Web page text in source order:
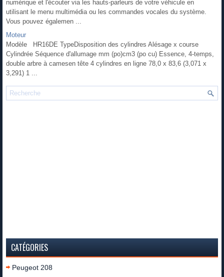
numérique et l'écouter via les hauts-parleurs de votre véhicule en
utilisant le menu multimédia ou les commandes vocales du système.
Vous pouvez égalemen ...
Moteur
Modèle HR16DE TypeDisposition des cylindres Alésage x course
Cylindrée Séquence d'allumage mm (po)cm3 (po cu) Essence, 4-temps,
double arbre à camesen tête 4 cylindres en ligne 78,0 x 83,6 (3,071 x
3,291) 1 ...
CATÉGORIES
Peugeot 208